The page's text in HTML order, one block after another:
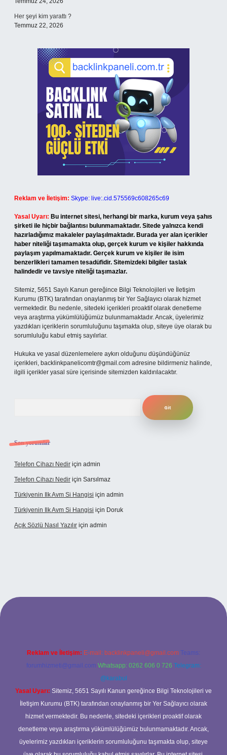
Her şeyi kim yarattı ?
Temmuz 22, 2026
Reklam ve İletişim: Skype: live:.cid.575569c608265c69
Yasal Uyarı: Bu internet sitesi, herhangi bir marka, kurum veya şahıs
şirketi ile hiçbir bağlantısı bulunmamaktadır. Sitede yalnızca kendi
hazırladığımız makaleler paylaşılmaktadır. Burada yer alan içerikler
haber niteliği taşımamakta olup, gerçek kurum ve kişiler hakkında
paylaşım yapılmamaktadır. Gerçek kurum ve kişiler ile isim
benzerlikleri tamamen tesadüfidir. Sitemizdeki bilgiler taslak
halindedir ve tavsiye niteliği taşımazlar.
Sitemiz, 5651 Sayılı Kanun gereğince Bilgi Teknolojileri ve İletişim
Kurumu (BTK) tarafından onaylanmış bir Yer Sağlayıcı olarak hizmet
vermektedir. Bu nedenle, sitedeki içerikleri proaktif olarak denetleme
veya araştırma yükümlülüğümüz bulunmamaktadır. Ancak, üyelerimiz
yazdıkları içeriklerin sorumluluğunu taşımakta olup, siteye üye olarak bu
sorumluluğu kabul etmiş sayılırlar.
Hukuka ve yasal düzenlemelere aykırı olduğunu düşündüğünüz
içerikleri, backlinkpanelicomtr@gmail.com adresine bildirmeniz halinde,
ilgili içerikler yasal süre içerisinde sitemizden kaldırılacaktır.
Son yorumlar
Telefon Cihazı Nedir için admin
Telefon Cihazı Nedir için Sarsılmaz
Türkiyenin Ilk Avm Si Hangisi için admin
Türkiyenin Ilk Avm Si Hangisi için Doruk
Açık Sözlü Nasıl Yazılır için admin
Reklam ve İletişim: E-mail: backlinkpaneli@gmail.com Teams:
forumhizmeti@gmail.com Whatsapp: 0262 606 0 726 Telegram:
@karabul
Yasal Uyarı: Sitemiz, 5651 Sayılı Kanun gereğince Bilgi Teknolojileri ve
İletişim Kurumu (BTK) tarafından onaylanmış bir Yer Sağlayıcı olarak
hizmet vermektedir. Bu nedenle, sitedeki içerikleri proaktif olarak
denetleme veya araştırma yükümlülüğümüz bulunmamaktadır. Ancak,
üyelerimiz yazdıkları içeriklerin sorumluluğunu taşımakta olup, siteye